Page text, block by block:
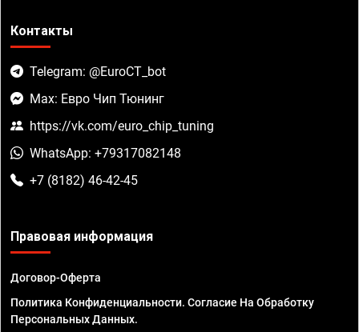
Контакты
Telegram: @EuroCT_bot
Max: Евро Чип Тюнинг
https://vk.com/euro_chip_tuning
WhatsApp: +79317082148
+7 (8182) 46-42-45
Правовая информация
Договор-Оферта
Политика Конфиденциальности. Согласие На Обработку
Персональных Данных.